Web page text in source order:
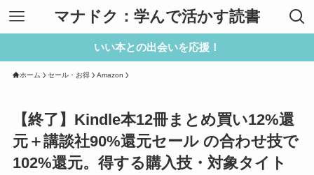
マナドク：学んで活かす読書
いい本との出会いを応援！
ホーム セール・お得 Amazon
【終了】Kindle本12冊まとめ買い12%還
元＋講談社90%還元セール の合わせ技で
102%還元。得する購入技・対象タイト